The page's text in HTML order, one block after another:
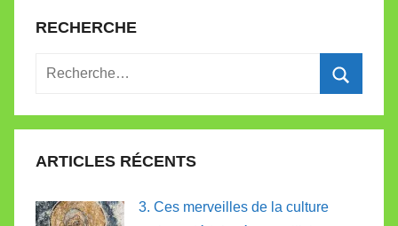
RECHERCHE
Recherche
:
ARTICLES RÉCENTS
3. Ces merveilles de la culture